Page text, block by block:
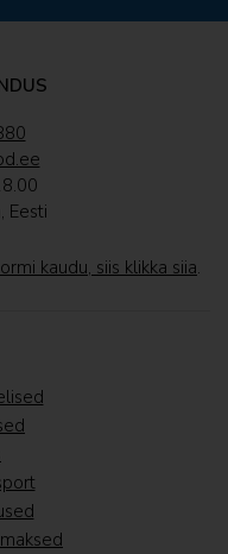
Eesti
kaudu, siis klikka siia.